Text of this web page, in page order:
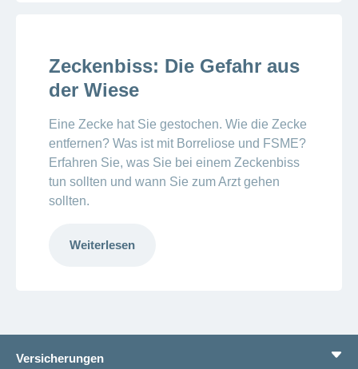
Zeckenbiss: Die Gefahr aus
der Wiese
Eine Zecke hat Sie gestochen. Wie die Zecke
entfernen? Was ist mit Borreliose und FSME?
Erfahren Sie, was Sie bei einem Zeckenbiss
tun sollten und wann Sie zum Arzt gehen
sollten.
Weiterlesen
Versicherungen